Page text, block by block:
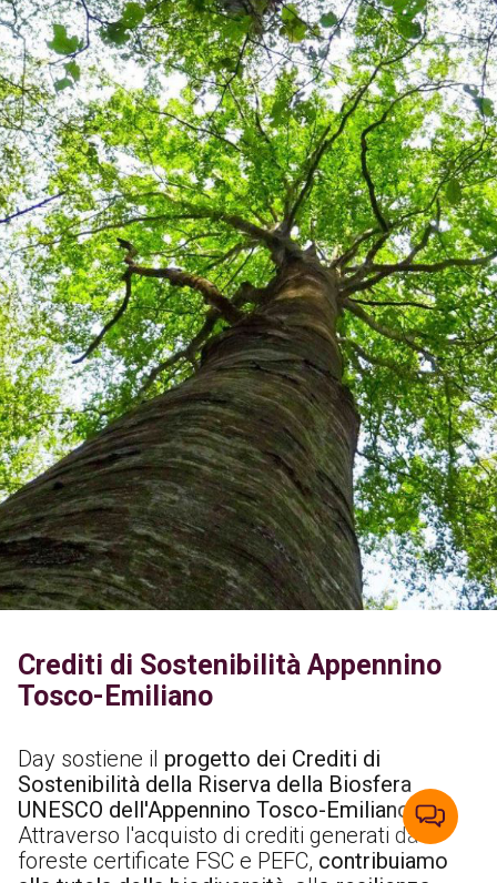
Crediti di Sostenibilità Appennino
Tosco-Emiliano
Day sostiene il progetto dei Crediti di
Sostenibilità della Riserva della Biosfera
UNESCO dell'Appennino Tosco-Emiliano .
Attraverso l'acquisto di crediti generati da
foreste certificate FSC e PEFC, contribuiamo